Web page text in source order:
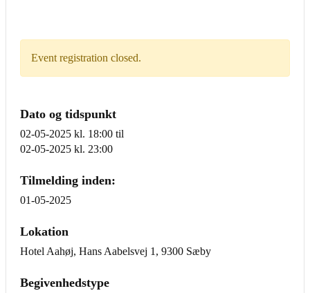
Event registration closed.
Dato og tidspunkt
02-05-2025 kl. 18:00 til
02-05-2025 kl. 23:00
Tilmelding inden:
01-05-2025
Lokation
Hotel Aahøj, Hans Aabelsvej 1, 9300 Sæby
Begivenhedstype